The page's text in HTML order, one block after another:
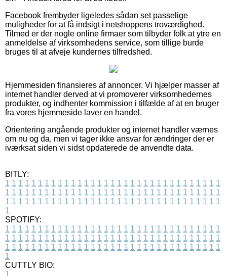
Facebook frembyder ligeledes sådan set passelige
muligheder for at få indsigt i netshoppens troværdighed.
Tilmed er der nogle online firmaer som tilbyder folk at ytre en
anmeldelse af virksomhedens service, som tillige burde
bruges til at afveje kundernes tilfredshed.
Hjemmesiden finansieres af annoncer. Vi hjælper masser af
internet handler derved at vi promoverer virksomhedernes
produkter, og indhenter kommission i tilfælde af at en bruger
fra vores hjemmeside laver en handel.
Orientering angående produkter og internet handler værnes
om nu og da, men vi tager ikke ansvar for ændringer der er
iværksat siden vi sidst opdaterede de anvendte data.
BITLY:
1 1 1 1 1 1 1 1 1 1 1 1 1 1 1 1 1 1 1 1 1 1 1 1 1 1 1 1 1 1 1 1 1
1 1 1 1 1 1 1 1 1 1 1 1 1 1 1 1 1 1 1 1 1 1 1 1 1 1 1 1 1 1 1 1 1
1 1 1 1 1 1 1 1 1 1 1 1 1 1 1 1 1 1 1 1 1 1 1 1 1 1 1 1 1 1 1 1 1
1
SPOTIFY:
1 1 1 1 1 1 1 1 1 1 1 1 1 1 1 1 1 1 1 1 1 1 1 1 1 1 1 1 1 1 1 1 1
1 1 1 1 1 1 1 1 1 1 1 1 1 1 1 1 1 1 1 1 1 1 1 1 1 1 1 1 1 1 1 1 1
1 1 1 1 1 1 1 1 1 1 1 1 1 1 1 1 1 1 1 1 1 1 1 1 1 1 1 1 1 1 1 1 1
1
CUTTLY BIO:
1